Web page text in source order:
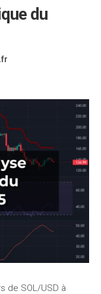
du
de SOL/USD à